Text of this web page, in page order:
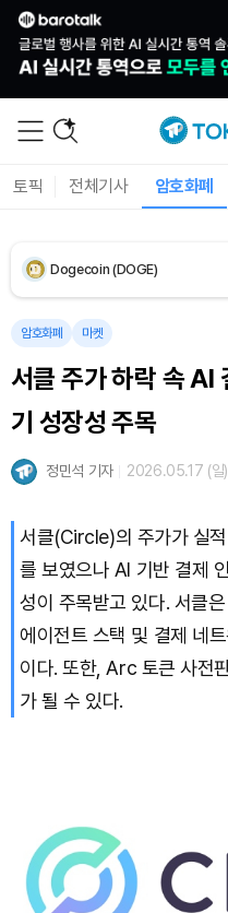
토픽 전체기사 암호화폐
Solana (SOL)
Bitcoin (BTC)
암호화폐 마켓
서클 주가 하락 속 AI
기 성장성 주목
정민석 기자 2026.05.17 (
서클(Circle)의 주가가 실
를 보였으나 AI 기반 결제
성이 주목받고 있다. 서클
에이전트 스택 및 결제 네
이다. 또한, Arc 토큰 사전
가 될 수 있다.